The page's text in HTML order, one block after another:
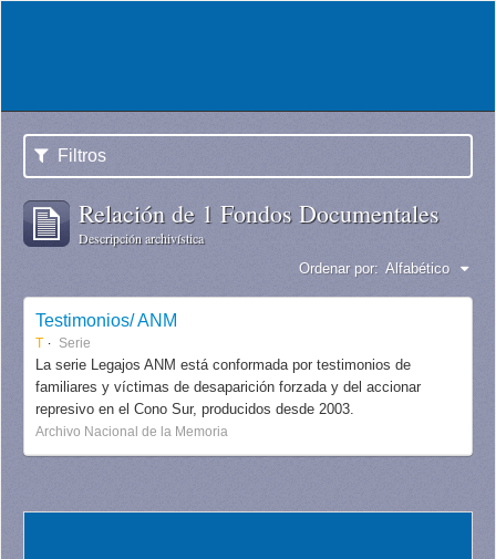
Filtros
Relación de 1 Fondos Documentales
Descripción archivística
Ordenar por: Alfabético
Testimonios/ ANM
T Serie
La serie Legajos ANM está conformada por testimonios de
familiares y víctimas de desaparición forzada y del accionar
represivo en el Cono Sur, producidos desde 2003.
Archivo Nacional de la Memoria